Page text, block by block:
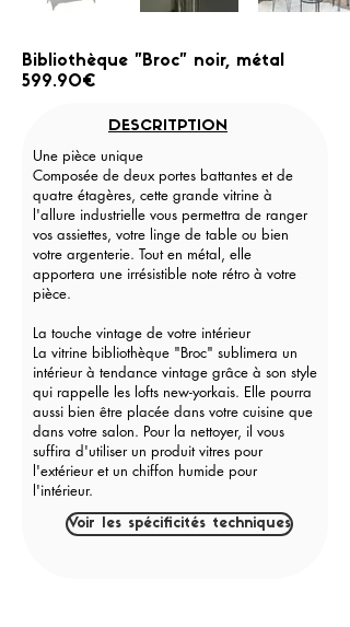
Bibliothèque "Broc" noir, métal
599.90€
DESCRITPTION
Une pièce unique
Composée de deux portes battantes et de
quatre étagères, cette grande vitrine à
l'allure industrielle vous permettra de ranger
vos assiettes, votre linge de table ou bien
votre argenterie. Tout en métal, elle
apportera une irrésistible note rétro à votre
pièce.
La touche vintage de votre intérieur
La vitrine bibliothèque "Broc" sublimera un
intérieur à tendance vintage grâce à son style
qui rappelle les lofts new-yorkais. Elle pourra
aussi bien être placée dans votre cuisine que
dans votre salon. Pour la nettoyer, il vous
suffira d'utiliser un produit vitres pour
l'extérieur et un chiffon humide pour
l'intérieur.
Voir les spécificités techniques